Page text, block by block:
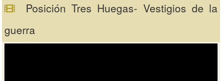
Posición Tres Huegas- Vestigios de la
guerra